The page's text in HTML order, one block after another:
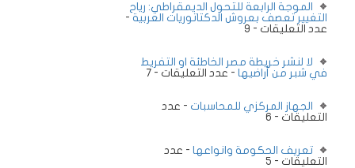
الموجة الرابعة للتحول الديمقراطي: رياح
التغيير تعصف بعروش الدكتاتوريات العربية -
عدد التعليقات - 9
لا لنشر خريطة مصر الخاطئة او التفريط
في شبر من أراضيها - عدد التعليقات - 7
الجهاز المركزي للمحاسبات - عدد
التعليقات - 6
تعريف الحكومة وانواعها - عدد
التعليقات - 5